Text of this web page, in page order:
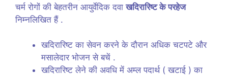
चर्म रोगों की बेहतरीन आयुर्वेदिक दवाखदिरारिष्ट के परहेज
निम्नलिखित हैं .
खदिरारिष्ट का सेवन करने के दौरान अधिक चटपटे और
मसालेदार भोजन से बचें .
खदिरारिष्ट लेने की अवधि में अम्ल पदार्थ ( खटाई ) का